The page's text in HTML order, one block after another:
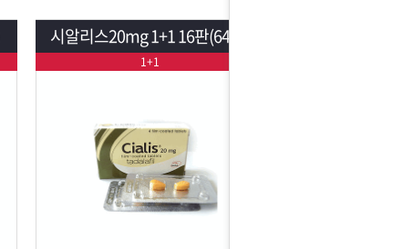
시알리스20mg 1+1 16판(64정)
1+1